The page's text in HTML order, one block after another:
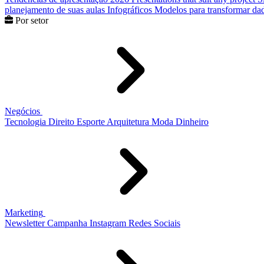
planejamento de suas aulas Infográficos Modelos para transformar
Por setor
Negócios
Tecnologia Direito Esporte Arquitetura Moda Dinheiro
Marketing
Newsletter Campanha Instagram Redes Sociais